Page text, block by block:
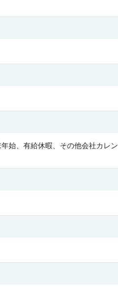
始、有給休暇、その他会社カレン